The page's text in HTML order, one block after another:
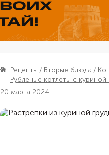
Рецепты Вторые блюда
Рубленые котлеты с куриной
20 марта 2024